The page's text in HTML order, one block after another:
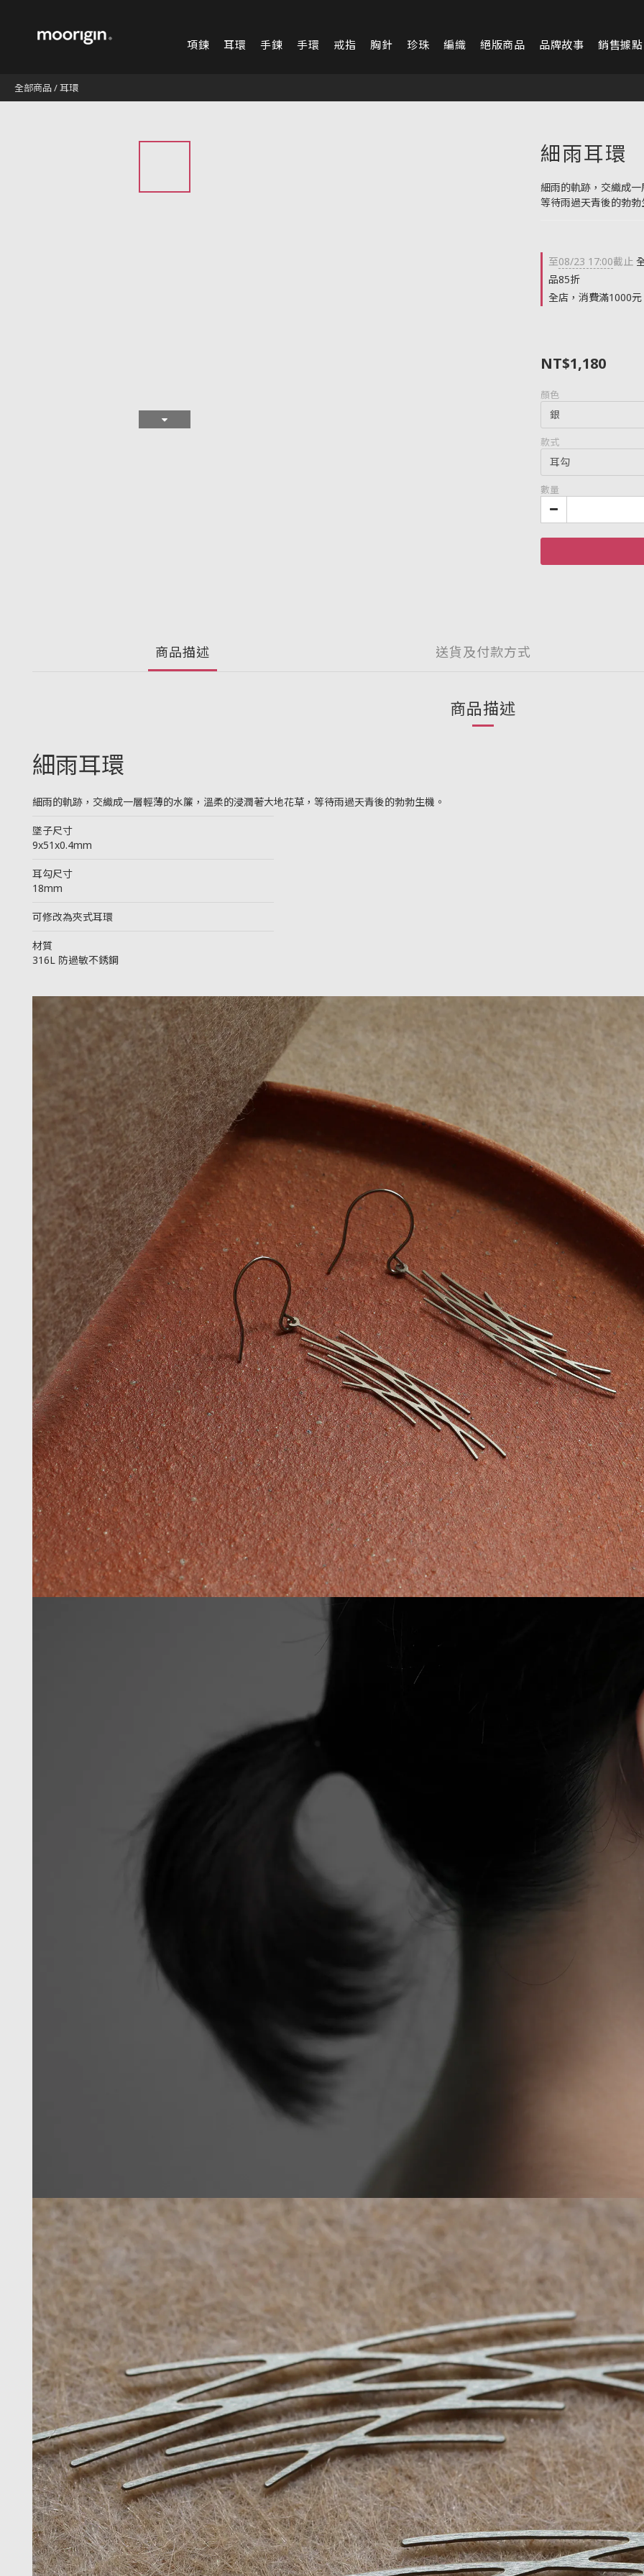
項鍊 耳環 手鍊 手環 戒指 胸針 珍珠 編織 絕版商品 品牌故事 銷售據點
全部商品/耳環
細雨耳環
細雨的軌跡，交織成
等待雨過天青後的勃勃
至08/23 17:00截止
品85折
全店，消費滿1000
NT$1,180
顏色
款式
數量
商品描述 送貨及付款方式
商品描述
細雨耳環
細雨的軌跡，交織成一層輕薄的水簾，溫柔的浸潤著大地花草，等待雨過天青後的勃勃生機。
墜子尺寸
9x51x0.4mm
耳勾尺寸
18mm
可修改為夾式耳環
材質
316L 防過敏不銹鋼